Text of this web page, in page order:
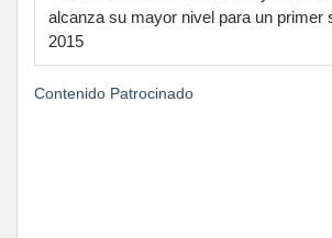
alcanza su mayor nivel para un primer
2015
Contenido Patrocinado